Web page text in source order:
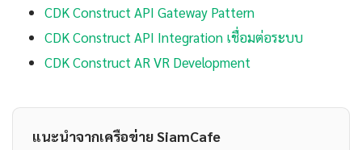
CDK Construct API Gateway Pattern
CDK Construct API Integration เชื่อมต่อระบบ
CDK Construct AR VR Development
แนะนำจากเครือข่าย SiamCafe